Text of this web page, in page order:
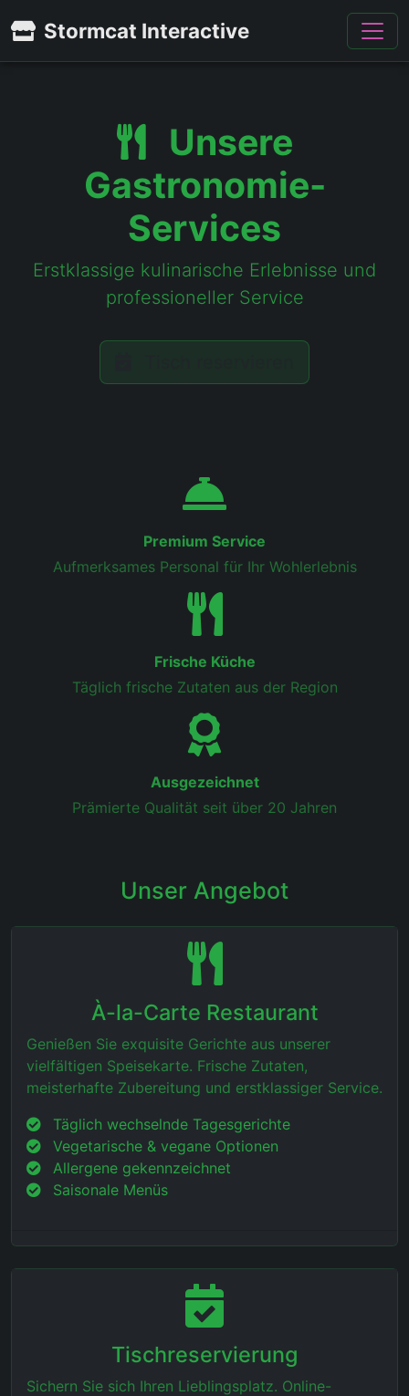
Stormcat Interactive
Unsere
Gastronomie-
Services
Erstklassige kulinarische Erlebnisse und
professioneller Service
Premium Service
Aufmerksames Personal für Ihr Wohlerlebnis
Frische Küche
Täglich frische Zutaten aus der Region
Ausgezeichnet
Prämierte Qualität seit über 20 Jahren
Unser Angebot
À-la-Carte Restaurant
Genießen Sie exquisite Gerichte aus unserer
vielfältigen Speisekarte. Frische Zutaten,
meisterhafte Zubereitung und erstklassiger Service.
Täglich wechselnde Tagesgerichte
Vegetarische & vegane Optionen
Allergene gekennzeichnet
Saisonale Menüs
Tischreservierung
Sichern Sie sich Ihren Lieblingsplatz. Online-